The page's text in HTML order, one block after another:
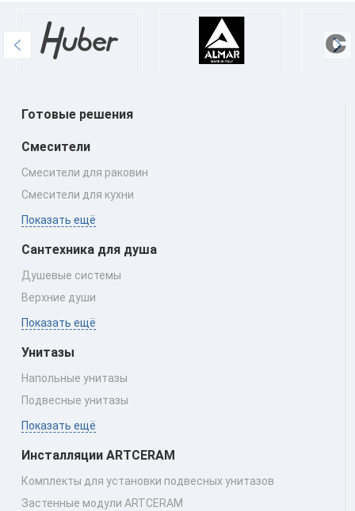
Готовые решения
Смесители
Смесители для раковин
Смесители для кухни
Показать ещё
Сантехника для душа
Душевые системы
Верхние души
Показать ещё
Унитазы
Напольные унитазы
Подвесные унитазы
Показать ещё
Инсталляции ARTCERAM
Комплекты для установки подвесных унитазов
Застенные модули ARTCERAM